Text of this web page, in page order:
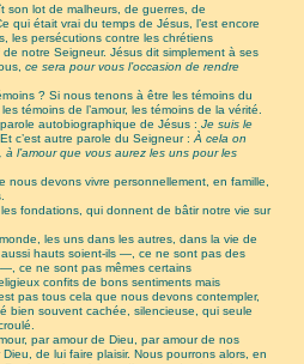
son lot de malheurs, de guerres, de
qui était vrai du temps de Jésus, l’est encore
les persécutions contre les chrétiens
notre Seigneur. Jésus dit simplement à ses
ce sera pour vous l’occasion de rendre
? Si nous tenons à être les témoins du
témoins de l’amour, les témoins de la vérité.
autobiographique de Jésus : Je suis le
c’est autre parole du Seigneur : À cela on
l’amour que vous aurez les uns pour les
nous devons vivre personnellement, en famille,
fondations, qui donnent de bâtir notre vie sur
les uns dans les autres, dans la vie de
hauts soient-ils —, ce ne sont pas des
ce ne sont pas mêmes certains
confits de bons sentiments mais
pas tous cela que nous devons contempler,
bien souvent cachée, silencieuse, qui seule
par amour de Dieu, par amour de nos
de lui faire plaisir. Nous pourrons alors, en